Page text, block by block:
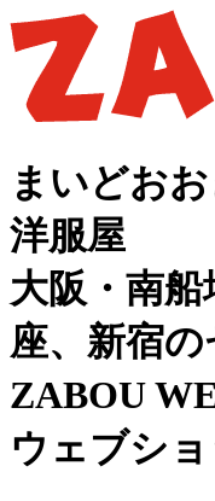
まいどお
洋服屋
大阪・南
座、新宿
ZABOU
ウェブショ